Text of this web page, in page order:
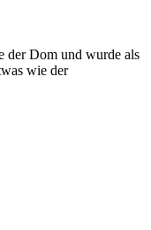
der Dom und wurde als
wie der